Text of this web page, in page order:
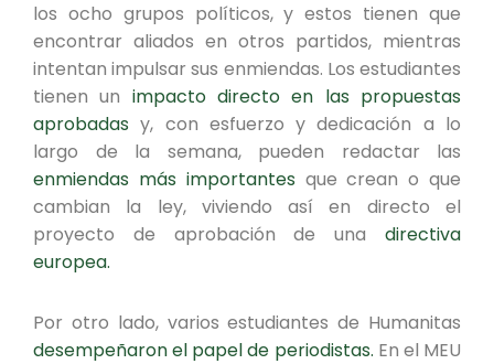
los ocho grupos políticos, y estos tienen que
encontrar aliados en otros partidos, mientras
intentan impulsar sus enmiendas. Los estudiantes
tienen un impacto directo en las propuestas
aprobadas y, con esfuerzo y dedicación a lo
largo de la semana, pueden redactar las
enmiendas más importantes que crean o que
cambian la ley, viviendo así en directo el
proyecto de aprobación de una directiva
europea.
Por otro lado, varios estudiantes de Humanitas
desempeñaron el papel de periodistas. En el MEU